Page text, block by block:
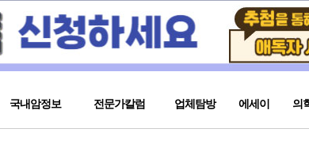
국내암정보 전문가칼럼 업체탐방 에세이 의